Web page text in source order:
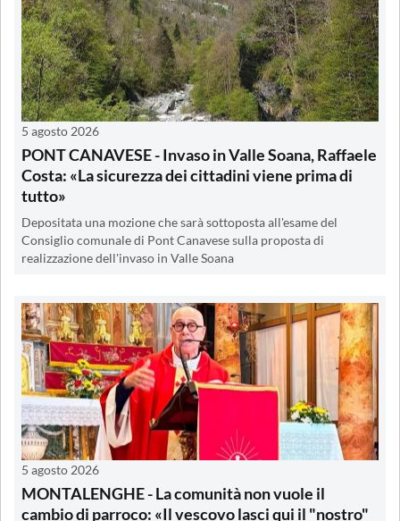
5 agosto 2026
PONT CANAVESE - Invaso in Valle Soana, Raffaele
Costa: «La sicurezza dei cittadini viene prima di
tutto»
Depositata una mozione che sarà sottoposta all'esame del
Consiglio comunale di Pont Canavese sulla proposta di
realizzazione dell'invaso in Valle Soana
5 agosto 2026
MONTALENGHE - La comunità non vuole il
cambio di parroco: «Il vescovo lasci qui il "nostro"